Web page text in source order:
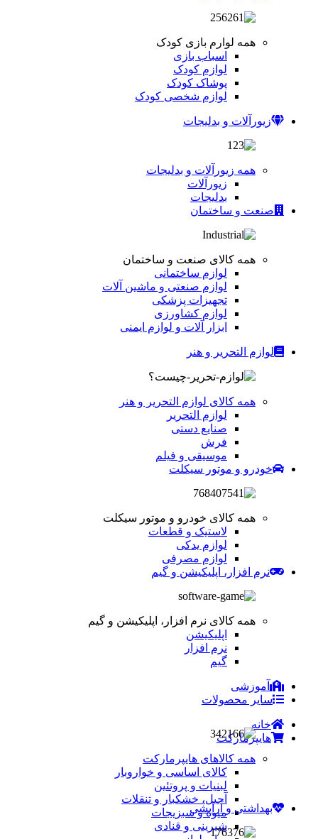
همه لوارم بازی کودک
اسباب بازی
لوازم کودک
پوشاک کودک
لوازم شخصی کودک
زیورآلات و بدلیجات
همه زیورآلات و بدلیجات
زیورآلات
بدلیجات
صنعت و ساختمان
همه کالای صنعت و ساختمان
لوازم ساختمانی
لوازم صنعتی و ماشین آلات
تجهیزات پزشکی
لوازم کشاورزی
ابزار آلات و لوازم ایمنی
لوازم التحریر و هنر
همه کالای لوازم التحریر و هنر
لوازم التحریر
صنایع دستی
فرش
موسیقی و فیلم
خودرو و موتور سیکلت
همه کالای خودرو و موتور سیکلت
لاستیک و قطعات
لوازم یدکی
لوازم مصرفی
نرم افزار، اپلیکیشن و گیم
همه کالای نرم افزار، اپلیکیشن و گیم
اپلیکیشن
نرم افزار
گیم
آموزشی
سایر محصولات
خانه
هایپرمارکت
همه کالاهای هایپرمارکت
کالای اساسی و خواروبار
لبنیات و پروتئین
آجیل، خشکبار و تنقلات
میوه و سبزیجات
شیرینی و قنادی
بهداشتی و آرایشی